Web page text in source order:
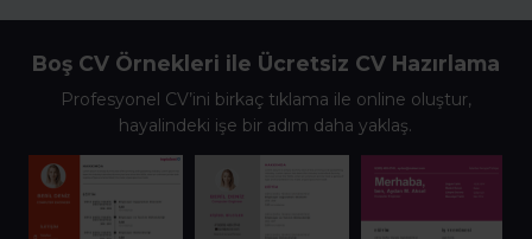
Boş CV Örnekleri ile Ücretsiz CV Hazırlama
Profesyonel CV’ini birkaç tıklama ile online oluştur,
hayalindeki işe bir adım daha yaklaş.